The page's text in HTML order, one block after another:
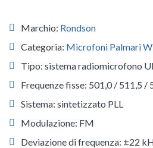
Marchio: Rondson
Categoria: Microfoni Palmari
Tipo: sistema radiomicrofono
Frequenze fisse: 501,0 / 511,5
Sistema: sintetizzato PLL
Modulazione: FM
Deviazione di frequenza: ±22